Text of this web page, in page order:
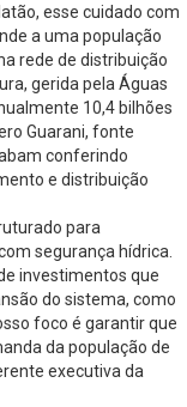
esse cuidado com
a uma população
rede de distribuição
gerida pela Águas
10,4 bilhões
Guarani, fonte
conferindo
e distribuição
para
segurança hídrica.
investimentos que
do sistema, como
foco é garantir que
da população de
executiva da